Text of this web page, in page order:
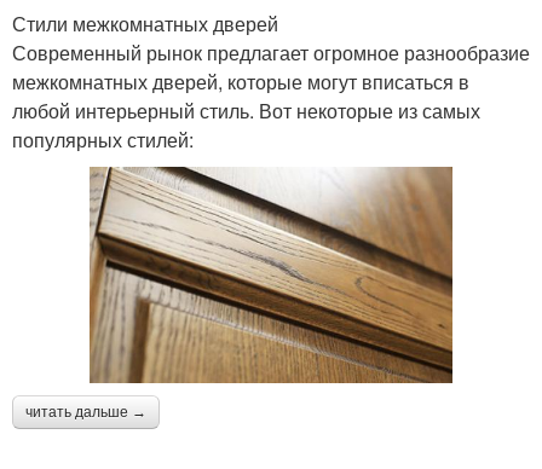
Стили межкомнатных дверей
Современный рынок предлагает огромное разнообразие
межкомнатных дверей, которые могут вписаться в
любой интерьерный стиль. Вот некоторые из самых
популярных стилей:
читать дальше →